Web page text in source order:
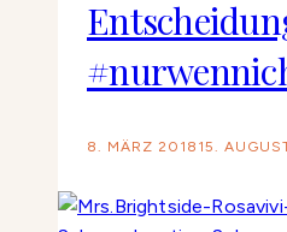
8. MÄRZ 2018 15.